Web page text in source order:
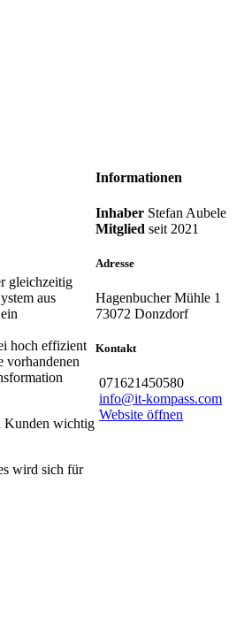
gleichzeitig
aus
hoch effizient
vorhandenen
Kunden wichtig
wird sich für
Informationen
Inhaber Stefan Aubele
Mitgliedseit 2021
Adresse
Hagenbucher Mühle 1
73072 Donzdorf
Kontakt
071621450580
info@it-kompass.com
Website öffnen